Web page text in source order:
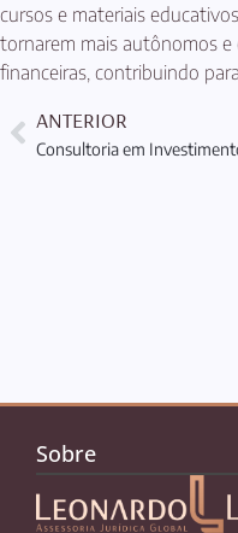
cursos e materiais
tornarem mais autônomos e
financeiras, contribuindo
ANTERIOR
Sobre